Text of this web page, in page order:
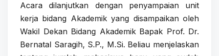
Acara dilanjutkan dengan penyampaian unit
kerja bidang Akademik yang disampaikan oleh
Wakil Dekan Bidang Akademik Bapak Prof. Dr.
Bernatal Saragih, S.P., M.Si. Beliau menjelaskan